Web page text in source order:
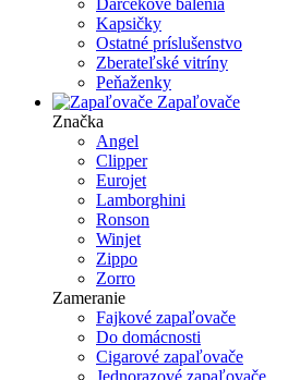
Darčekové balenia
Kapsičky
Ostatné príslušenstvo
Zberateľské vitríny
Peňaženky
Zapaľovače
Značka
Angel
Clipper
Eurojet
Lamborghini
Ronson
Winjet
Zippo
Zorro
Zameranie
Fajkové zapaľovače
Do domácnosti
Cigarové zapaľovače
Jednorazové zapaľovače